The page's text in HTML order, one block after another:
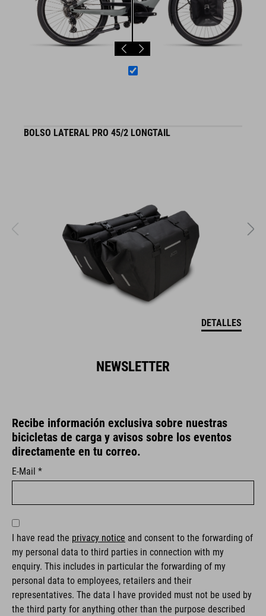
BOLSO LATERAL PRO 45/2 LONGTAIL
DETALLES
NEWSLETTER
Recibe información exclusiva sobre nuestras
bicicletas de carga y avisos sobre los eventos
directamente en tu correo.
E-Mail *
I have read the privacy notice and consent to the forwarding of
my personal data to third parties in connection with my
enquiry. This includes in particular the forwarding of my
personal data to employees, retailers and their
representatives. The data I have provided must not be used by
the third party for anything other than the purpose described